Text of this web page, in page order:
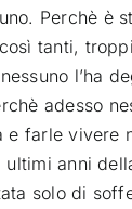
Perchè è
tanti,
l’ha
adesso
e farle vivere
ultimi anni
solo di